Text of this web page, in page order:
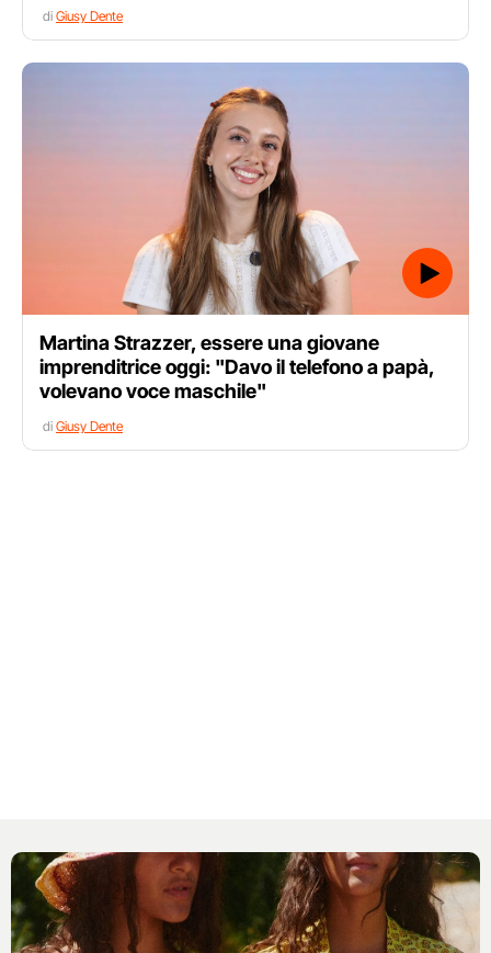
di Giusy Dente
Martina Strazzer, essere una giovane
imprenditrice oggi: "Davo il telefono a papà,
volevano voce maschile"
di Giusy Dente